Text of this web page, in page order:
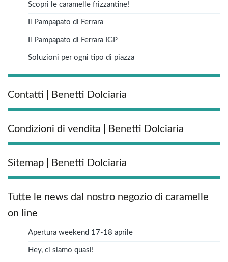
Scopri le caramelle frizzantine!
Il Pampapato di Ferrara
Il Pampapato di Ferrara IGP
Soluzioni per ogni tipo di piazza
Contatti | Benetti Dolciaria
Condizioni di vendita | Benetti Dolciaria
Sitemap | Benetti Dolciaria
Tutte le news dal nostro negozio di caramelle
on line
Apertura weekend 17-18 aprile
Hey, ci siamo quasi!